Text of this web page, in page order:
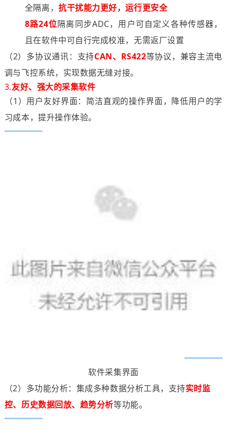
全隔离，抗干扰能力更好，运行更安全
8路24位隔离同步ADC，用户可自定义各种传感器，
且在软件中可自行完成校准，无需返厂设置
（2）多协议通讯：支持CAN、RS422等协议，兼容主流电
调与飞控系统，实现数据无缝对接。
3.友好、强大的采集软件
（1）用户友好界面：简洁直观的操作界面，降低用户的学
习成本，提升操作体验。
软件采集界面
（2）多功能分析：集成多种数据分析工具，支持实时监
控、历史数据回放、趋势分析等功能。